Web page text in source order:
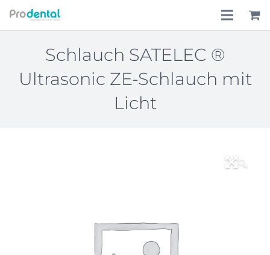
Über uns
Schlauch SATELEC ®
Ultrasonic ZE-Schlauch mit
Licht
🔍